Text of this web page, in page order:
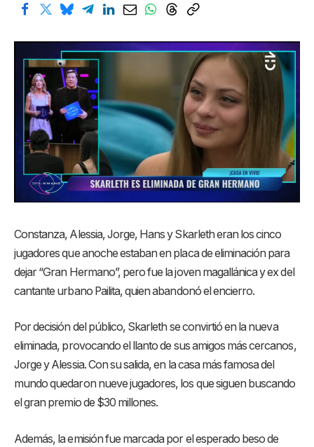
Constanza, Alessia, Jorge, Hans y Skarleth eran los cinco
jugadores que anoche estaban en placa de eliminación para
dejar “Gran Hermano”, pero fue la joven magallánica y ex del
cantante urbano Pailita, quien abandonó el encierro.
Por decisión del público, Skarleth se convirtió en la nueva
eliminada, provocando el llanto de sus amigos más cercanos,
Jorge y Alessia. Con su salida, en la casa más famosa del
mundo quedaron nueve jugadores, los que siguen buscando
el gran premio de $30 millones.
Además, la emisión fue marcada por el esperado beso de